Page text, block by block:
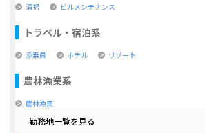
清掃 ビルメンテナンス
トラベル・宿泊系
添乗員 ホテル リゾート
農林漁業系
農林漁業
勤務地一覧を見る